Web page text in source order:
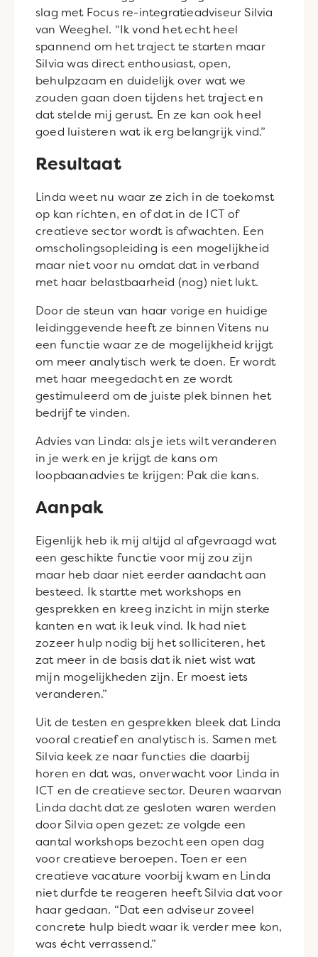
slag met Focus re-integratieadviseur Silvia
van Weeghel. “Ik vond het echt heel
spannend om het traject te starten maar
Silvia was direct enthousiast, open,
behulpzaam en duidelijk over wat we
zouden gaan doen tijdens het traject en
dat stelde mij gerust. En ze kan ook heel
goed luisteren wat ik erg belangrijk vind.”
Resultaat
Linda weet nu waar ze zich in de toekomst
op kan richten, en of dat in de ICT of
creatieve sector wordt is afwachten. Een
omscholingsopleiding is een mogelijkheid
maar niet voor nu omdat dat in verband
met haar belastbaarheid (nog) niet lukt.
Door de steun van haar vorige en huidige
leidinggevende heeft ze binnen Vitens nu
een functie waar ze de mogelijkheid krijgt
om meer analytisch werk te doen. Er wordt
met haar meegedacht en ze wordt
gestimuleerd om de juiste plek binnen het
bedrijf te vinden.
Advies van Linda: als je iets wilt veranderen
in je werk en je krijgt de kans om
loopbaanadvies te krijgen: Pak die kans.
Aanpak
Eigenlijk heb ik mij altijd al afgevraagd wat
een geschikte functie voor mij zou zijn
maar heb daar niet eerder aandacht aan
besteed. Ik startte met workshops en
gesprekken en kreeg inzicht in mijn sterke
kanten en wat ik leuk vind. Ik had niet
zozeer hulp nodig bij het solliciteren, het
zat meer in de basis dat ik niet wist wat
mijn mogelijkheden zijn. Er moest iets
veranderen.”
Uit de testen en gesprekken bleek dat Linda
vooral creatief en analytisch is. Samen met
Silvia keek ze naar functies die daarbij
horen en dat was, onverwacht voor Linda in
ICT en de creatieve sector. Deuren waarvan
Linda dacht dat ze gesloten waren werden
door Silvia open gezet: ze volgde een
aantal workshops bezocht een open dag
voor creatieve beroepen. Toen er een
creatieve vacature voorbij kwam en Linda
niet durfde te reageren heeft Silvia dat voor
haar gedaan. “Dat een adviseur zoveel
concrete hulp biedt waar ik verder mee kon,
was écht verrassend.”